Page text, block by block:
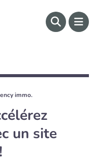
immo.
un site